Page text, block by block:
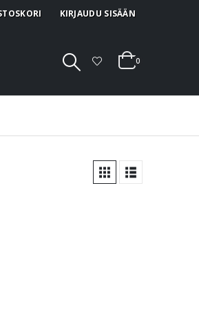
KIRJAUDU SISÄÄN
0